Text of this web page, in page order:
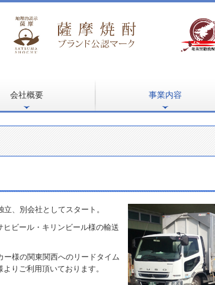
会社概要
・組織図
声
行動計画
事業内容
卸売業
運送業
その他
、別会社としてスタート。
ビール・キリンビール様の輸送
様の関東関西へのリードタイム
りご利用頂いております。